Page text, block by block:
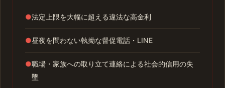
●法定上限を大幅に超える違法な高金利
●昼夜を問わない執拗な督促電話・LINE
●職場・家族への取り立て連絡による社会的信用の失
墜